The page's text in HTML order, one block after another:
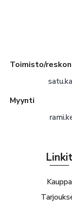
Toimisto/
Myynti
Kauppa